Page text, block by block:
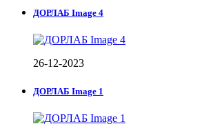
ДОРЛАБ Image 4
26-12-2023
ДОРЛАБ Image 1